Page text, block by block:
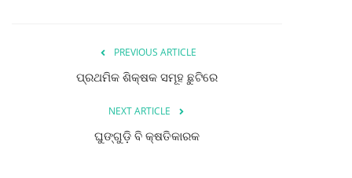
PREVIOUS ARTICLE
ପ୍ରଥମିକ ଶିକ୍ଷକ ସମୂହ ଛୁଟିରେ
NEXT ARTICLE
ଘୁଙ୍ଗୁଡ଼ି ବି କ୍ଷତିକାରକ